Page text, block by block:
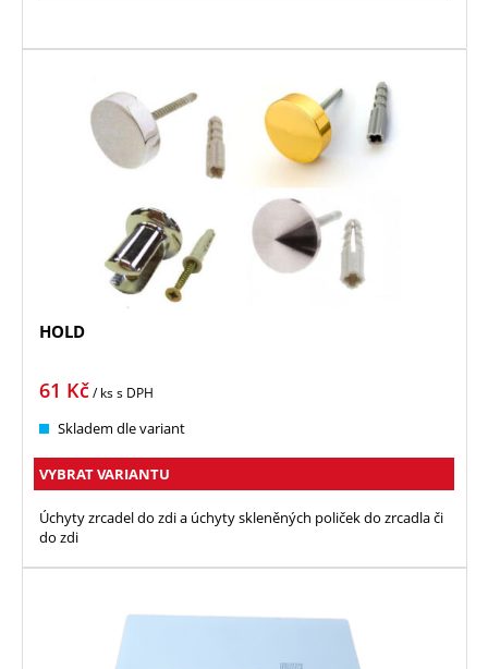
HOLD
61 Kč/ kss DPH
Skladem dle variant
VYBRAT VARIANTU
Úchyty zrcadel do zdi a úchyty skleněných poliček do zrcadla či
do zdi